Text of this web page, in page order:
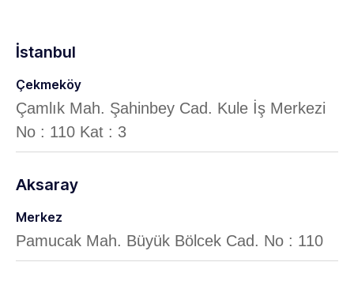
İstanbul
Çekmeköy
Çamlık Mah. Şahinbey Cad. Kule İş Merkezi
No : 110 Kat : 3
Aksaray
Merkez
Pamucak Mah. Büyük Bölcek Cad. No : 110